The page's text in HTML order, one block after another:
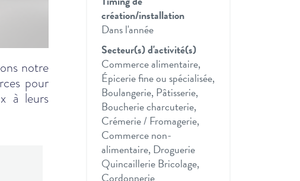
notre
pour
à leurs
création/installation
Dans l'année
Secteur(s) d'activité(s)
Commerce alimentaire,
Épicerie fine ou spécialisée,
Boulangerie, Pâtisserie,
Boucherie charcuterie,
Crémerie / Fromagerie,
Commerce non-
alimentaire, Droguerie
Quincaillerie Bricolage,
Cordonnerie